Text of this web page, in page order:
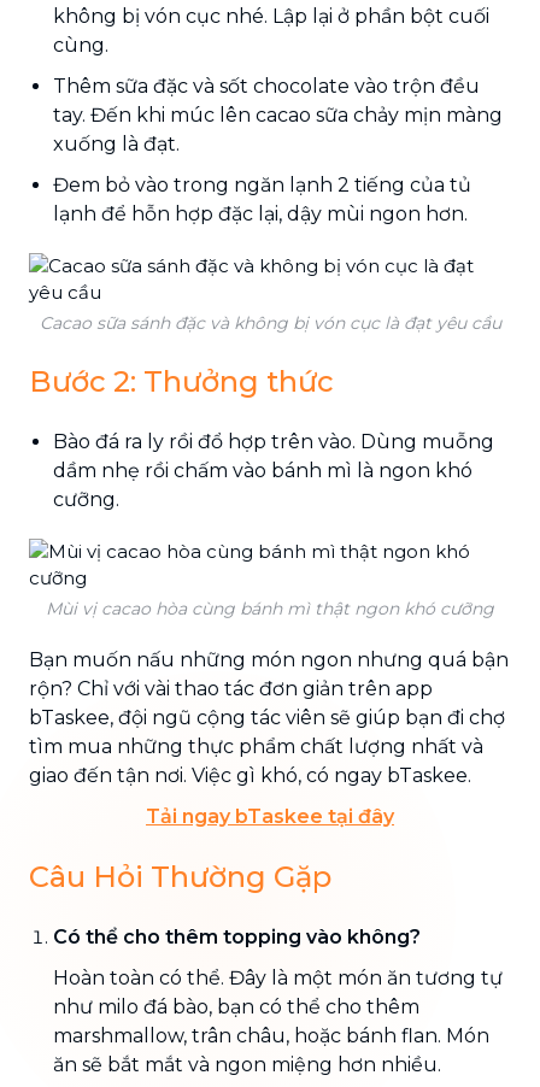
không bị vón cục nhé. Lập lại ở phần bột cuối
cùng.
Thêm sữa đặc và sốt chocolate vào trộn đều
tay. Đến khi múc lên cacao sữa chảy mịn màng
xuống là đạt.
Đem bỏ vào trong ngăn lạnh 2 tiếng của tủ
lạnh để hỗn hợp đặc lại, dậy mùi ngon hơn.
Cacao sữa sánh đặc và không bị vón cục là đạt yêu cầu
Bước 2: Thưởng thức
Bào đá ra ly rồi đổ hợp trên vào. Dùng muỗng
dầm nhẹ rồi chấm vào bánh mì là ngon khó
cưỡng.
Mùi vị cacao hòa cùng bánh mì thật ngon khó cưỡng
Bạn muốn nấu những món ngon nhưng quá bận
rộn? Chỉ với vài thao tác đơn giản trên app
bTaskee, đội ngũ cộng tác viên sẽ giúp bạn đi chợ
tìm mua những thực phẩm chất lượng nhất và
giao đến tận nơi. Việc gì khó, có ngay bTaskee.
Tải ngay bTaskee tại đây
Câu Hỏi Thường Gặp
Có thể cho thêm topping vào không?
Hoàn toàn có thể. Đây là một món ăn tương tự
như milo đá bào, bạn có thể cho thêm
marshmallow, trân châu, hoặc bánh flan. Món
ăn sẽ bắt mắt và ngon miệng hơn nhiều.